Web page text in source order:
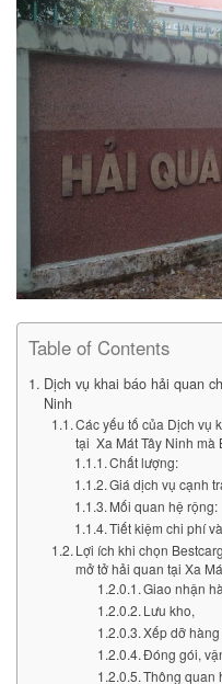
Table of Contents
Dịch vụ khai báo hải quan
Ninh
Các yếu tố của Dịch vụ
tại Xa Mát Tây Ninh mà
Chất lượng:
Giá dịch vụ cạnh
Mối quan hệ rộng:
Tiết kiệm chi phí
Lợi ích khi chọn
mở tở hải quan tại Xa
Giao nhận
Lưu kho,
Xếp dỡ
Đóng gói,
Thông quan